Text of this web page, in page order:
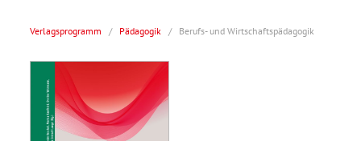
Verlagsprogramm / Pädagogik / Berufs- und Wirtschaftspädagogik